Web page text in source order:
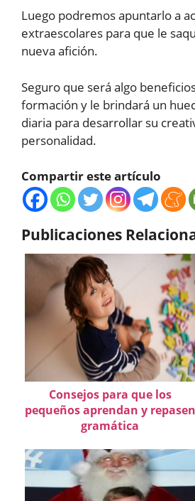
Luego podremos apuntarlo a
extraescolares para que le
nueva afición.
Seguro que será algo
formación y le brindará un
diaria para desarrollar su
personalidad.
Compartir este artículo
Publicaciones
Consejos para que los
pequeños aprendan y repasen
gramática